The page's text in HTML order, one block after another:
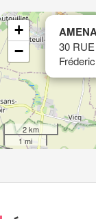
30
Fréderic
+
−
2 km
1 mi